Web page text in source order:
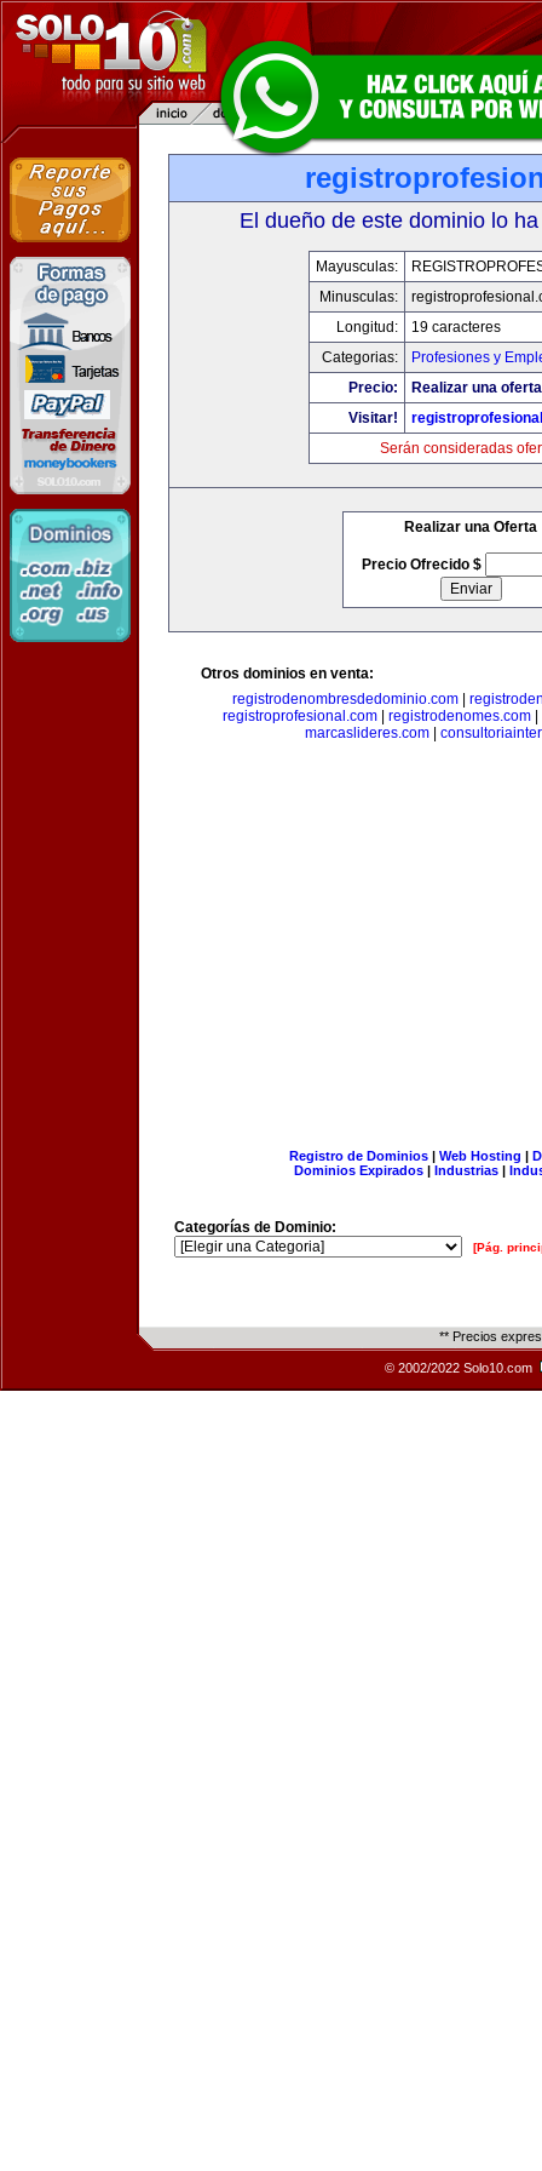
El dueño de este dominio lo
Mayusculas:
Minusculas:
Longitud:
19 caracteres
Categorias:
Profesiones y
Precio:
Realizar una
Visitar!
Serán consideradas
Realizar una Oferta
Precio Ofrecido $
Otros dominios en venta:
registrodenombresdedominio.com|
registroprofesional.com| registrodenomes.com|
marcaslideres.com|
Registro de Dominios| Web Hosting |
Dominios Expirados | Industrias |
Categorías de Dominio:
[Pág.
** Precios
© 2002/2022 Solo10.com